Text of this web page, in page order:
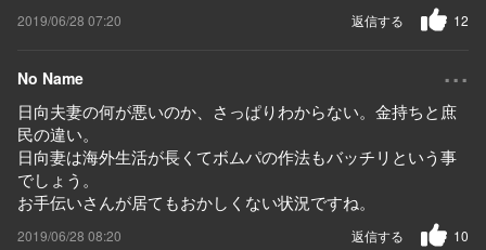
2019/06/28 07:20 12
返信する
No Name ...
日向夫妻の何が悪いのか、さっぱりわからない。金持ちと庶
民の違い。
日向妻は海外生活が長くてボムパの作法もバッチリという事
でしょう。
お手伝いさんが居てもおかしくない状況ですね。
2019/06/28 08:20 10
返信する